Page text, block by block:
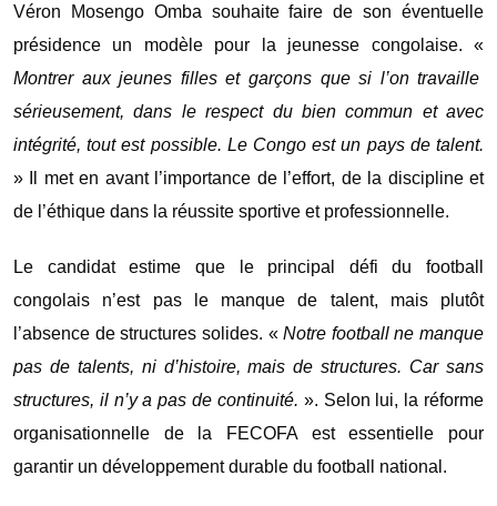
Véron Mosengo Omba souhaite faire de son éventuelle
présidence un modèle pour la jeunesse congolaise. «
Montrer aux jeunes filles et garçons que si l’on travaille
sérieusement, dans le respect du bien commun et avec
intégrité, tout est possible. Le Congo est un pays de talent.
» Il met en avant l’importance de l’effort, de la discipline et
de l’éthique dans la réussite sportive et professionnelle.
Le candidat estime que le principal défi du football
congolais n’est pas le manque de talent, mais plutôt
l’absence de structures solides. «Notre football ne manque
pas de talents, ni d’histoire, mais de structures. Car sans
structures, il n’y a pas de continuité. ». Selon lui, la réforme
organisationnelle de la
FECOFAest essentielle pour
garantir un développement durable du football national.